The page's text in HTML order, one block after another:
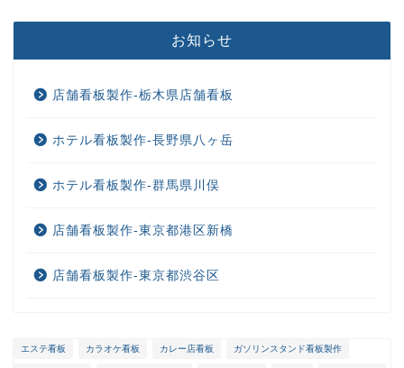
お知らせ
店舗看板製作-栃木県店舗看板
ホテル看板製作-長野県八ヶ岳
ホテル看板製作-群馬県川俣
店舗看板製作-東京都港区新橋
店舗看板製作-東京都渋谷区
エステ看板 カラオケ看板 カレー店看板 ガソリンスタンド看板製作